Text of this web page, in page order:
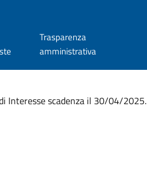
Trasparenza
amministrativa
Interesse scadenza il 30/04/2025.